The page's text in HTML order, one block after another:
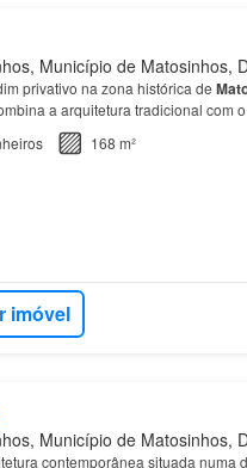
Município de Matosinhos,
privativo na zona histórica de
a arquitetura tradicional com
harmoniosamente com a
168 m²
imóvel
Município de Matosinhos,
contemporânea situada numa